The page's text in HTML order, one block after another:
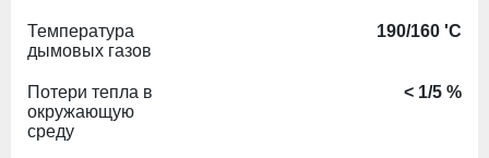
Температура
дымовых газов
190/160 'С
Потери тепла в
окружающую
среду
< 1/5 %